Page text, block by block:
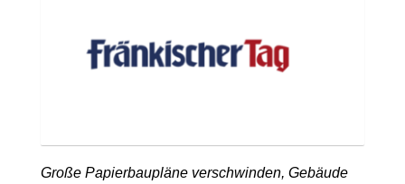
Große Papierbaupläne verschwinden, Gebäude